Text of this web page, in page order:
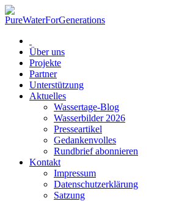
Über uns
Projekte
Partner
Unterstützung
Aktuelles
Wassertage-Blog
Wasserbilder 2026
Presseartikel
Gedankenvolles
Rundbrief abonnieren
Kontakt
Impressum
Datenschutzerklärung
Satzung